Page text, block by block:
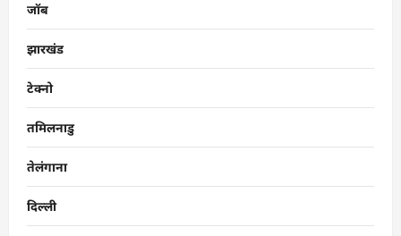
जॉब
झारखंड
टेक्नो
तमिलनाडु
तेलंगाना
दिल्ली